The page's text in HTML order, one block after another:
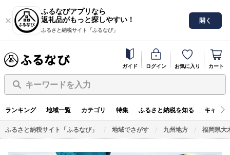
ふるなびアプリなら
返礼品がもっと探しやすい！
ふるさと納税サイト「ふるなび」
開く
ガイド ログイン お気に入り カート
キーワードを入力
ランキング 地域一覧 カテゴリ 特集 ふるさと納税を知る キャン
ふるさと納税サイト「ふるなび」 地域でさがす 九州地方 福岡県大